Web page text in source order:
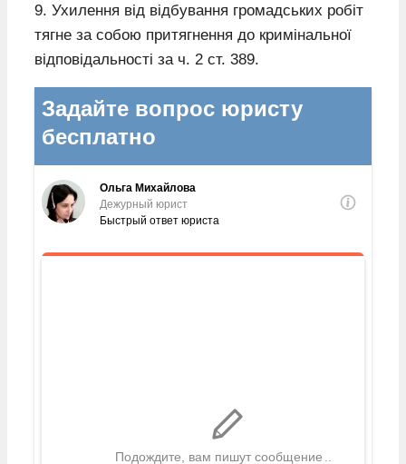
9. Ухилення від відбування громадських робіт
тягне за собою притягнення до кримінальної
відповідальності за ч. 2 ст. 389.